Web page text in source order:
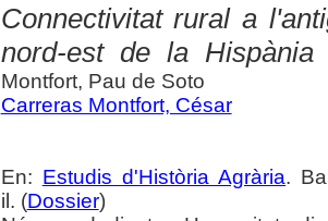
Connectivitat rural a
nord-est de la Hispània
Montfort, Pau de Soto
Carreras Montfort, César
En: Estudis d'Història Agrària.
il. (Dossier)